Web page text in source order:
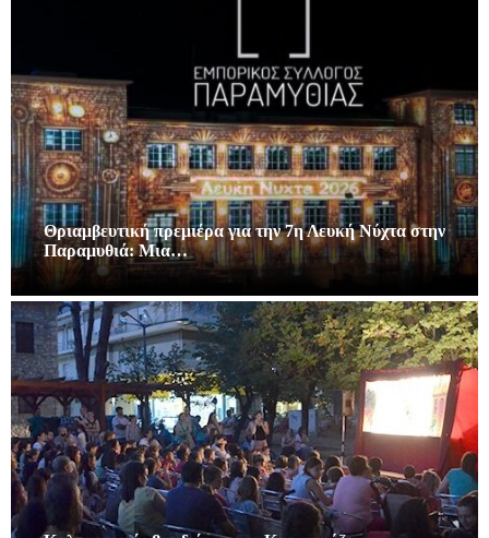
Θριαμβευτική πρεμιέρα για την 7η Λευκή Νύχτα στην
Παραμυθιά: Μια…